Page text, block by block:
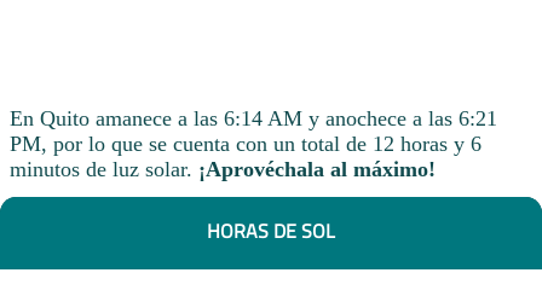
En Quito amanece a las 6:14 AM y anochece a las 6:21
PM, por lo que se cuenta con un total de 12 horas y 6
minutos de luz solar. ¡Aprovéchala al máximo!
HORAS DE SOL